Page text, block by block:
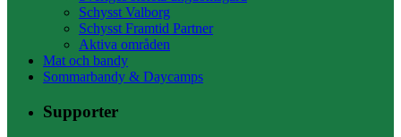
Schysst Valborg
Schysst Framtid Partner
Aktiva områden
Mat och bandy
Sommarbandy & Daycamps
Supporter